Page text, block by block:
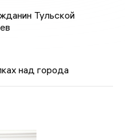
Тульской
над города